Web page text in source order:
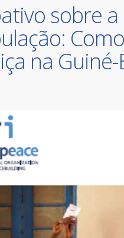
sobre a
na Guiné-